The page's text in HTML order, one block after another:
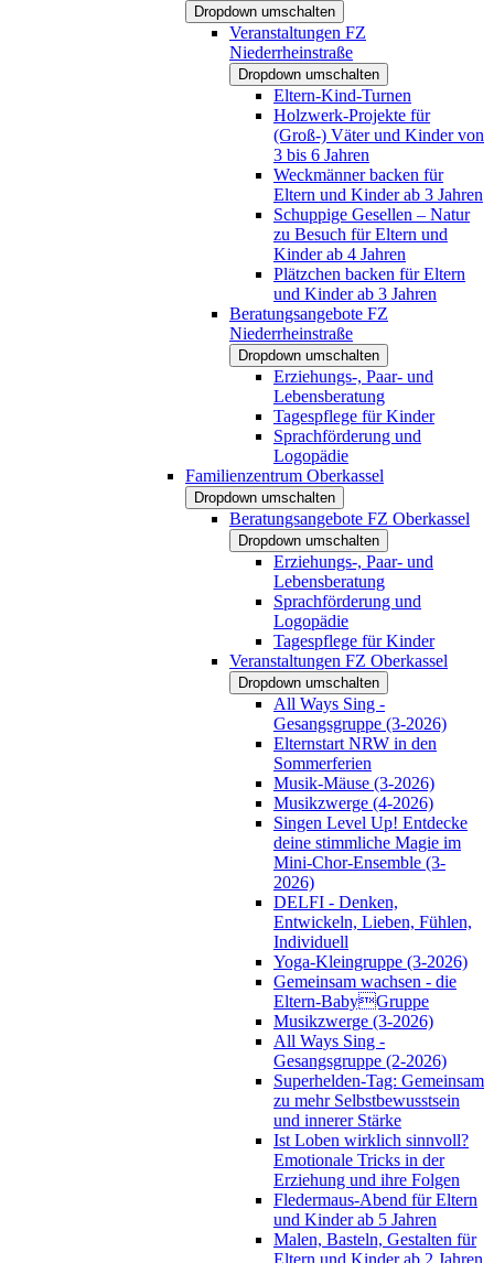
Dropdown umschalten
Veranstaltungen FZ
Niederrheinstraße
Dropdown umschalten
Eltern-Kind-Turnen
Holzwerk-Projekte für
(Groß-) Väter und Kinder von
3 bis 6 Jahren
Weckmänner backen für
Eltern und Kinder ab 3 Jahren
Schuppige Gesellen – Natur
zu Besuch für Eltern und
Kinder ab 4 Jahren
Plätzchen backen für Eltern
und Kinder ab 3 Jahren
Beratungsangebote FZ
Niederrheinstraße
Dropdown umschalten
Erziehungs-, Paar- und
Lebensberatung
Tagespflege für Kinder
Sprachförderung und
Logopädie
Familienzentrum Oberkassel
Dropdown umschalten
Beratungsangebote FZ Oberkassel
Dropdown umschalten
Erziehungs-, Paar- und
Lebensberatung
Sprachförderung und
Logopädie
Tagespflege für Kinder
Veranstaltungen FZ Oberkassel
Dropdown umschalten
All Ways Sing -
Gesangsgruppe (3-2026)
Elternstart NRW in den
Sommerferien
Musik-Mäuse (3-2026)
Musikzwerge (4-2026)
Singen Level Up! Entdecke
deine stimmliche Magie im
Mini-Chor-Ensemble (3-
2026)
DELFI - Denken,
Entwickeln, Lieben, Fühlen,
Individuell
Yoga-Kleingruppe (3-2026)
Gemeinsam wachsen - die
Eltern-BabyGruppe
Musikzwerge (3-2026)
All Ways Sing -
Gesangsgruppe (2-2026)
Superhelden-Tag: Gemeinsam
zu mehr Selbstbewusstsein
und innerer Stärke
Ist Loben wirklich sinnvoll?
Emotionale Tricks in der
Erziehung und ihre Folgen
Fledermaus-Abend für Eltern
und Kinder ab 5 Jahren
Malen, Basteln, Gestalten für
Eltern und Kinder ab 2 Jahren